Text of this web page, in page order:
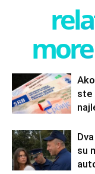
ste
su